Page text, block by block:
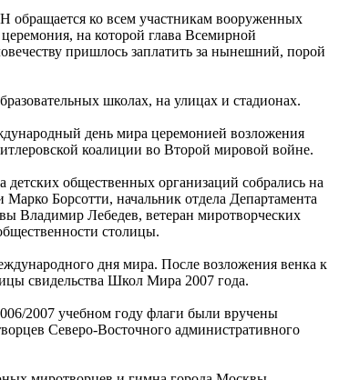
обращается ко всем участникам вооруженных
на которой глава Всемирной
пришлось заплатить за нынешний, порой
школах, на улицах и стадионах.
день мира церемонией возложения
коалиции во Второй мировой войне.
общественных организаций собрались на
Борсотти, начальник отдела Департамента
Владимир Лебедев, ветеран миротворческих
столицы.
дня мира. После возложения венка к
свидельства Школ Мира 2007 года.
2007 учебном году флаги были вручены
Северо-Восточного административного